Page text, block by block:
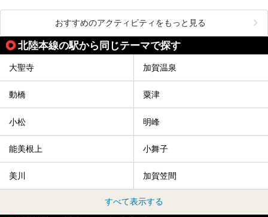
おすすめのアクティビティをもっと見る
北陸本線の駅から同じテーマで探す
大聖寺 加賀温泉
動橋 粟津
小松 明峰
能美根上 小舞子
美川 加賀笠間
すべて表示する